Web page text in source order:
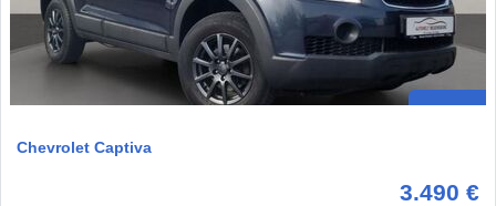
Chevrolet Captiva
3.490 €